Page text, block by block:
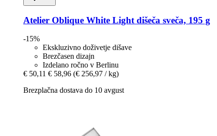
Atelier Oblique White Light dišeča sveča, 195 g
-15%
Ekskluzivno doživetje dišave
Brezčasen dizajn
Izdelano ročno v Berlinu
€ 50,11 € 58,96 (€ 256,97 / kg)
Brezplačna dostava do 10 avgust